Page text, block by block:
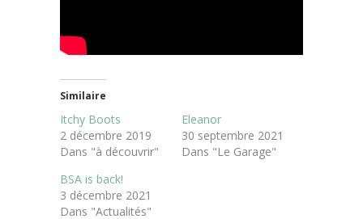
Similaire
Itchy Boots
2 décembre 2019
Dans "à découvrir"
Eleanor
30 septembre 2021
Dans "Le Garage"
BSA is back!
3 décembre 2021
Dans "Actualités"